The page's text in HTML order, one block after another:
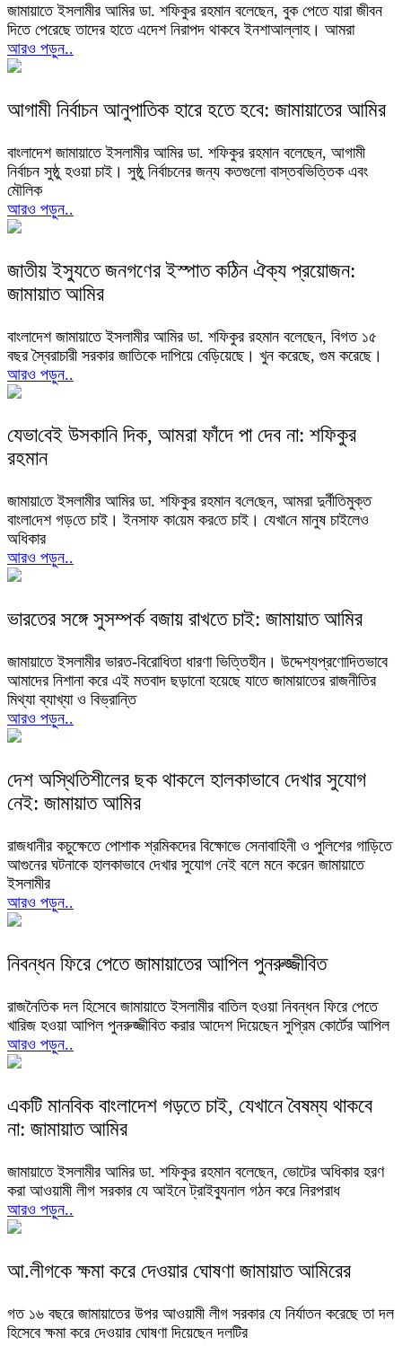
জামায়াতে ইসলামীর আমির ডা. শফিকুর রহমান বলেছেন, বুক পেতে যারা জীবন
দিতে পেরেছে তাদের হাতে এদেশ নিরাপদ থাকবে ইনশাআল্লাহ। আমরা
আরও পড়ুন..
আগামী নির্বাচন আনুপাতিক হারে হতে হবে: জামায়াতের আমির
বাংলাদেশ জামায়াতে ইসলামীর আমির ডা. শফিকুর রহমান বলেছেন, আগামী
নির্বাচন সুষ্ঠু হওয়া চাই। সুষ্ঠু নির্বাচনের জন্য কতগুলো বাস্তবভিত্তিক এবং
মৌলিক
আরও পড়ুন..
জাতীয় ইস্যুতে জনগণের ইস্পাত কঠিন ঐক্য প্রয়োজন:
জামায়াত আমির
বাংলাদেশ জামায়াতে ইসলামীর আমির ডা. শফিকুর রহমান বলেছেন, বিগত ১৫
বছর স্বৈরাচারী সরকার জাতিকে দাপিয়ে বেড়িয়েছে। খুন করেছে, গুম করেছে।
আরও পড়ুন..
যেভা‌বেই উসকা‌নি দিক, আমরা ফাঁদে পা দেব না: শ‌ফিকুর
রহমান
জামায়া‌তে ইসলামীর আমির ডা. শ‌ফিকুর রহমান ব‌লে‌ছেন, আমরা দুর্নী‌তিমুক্ত
বাংলা‌দেশ গড়‌তে চাই। ইনসাফ কা‌য়েম কর‌তে চাই। যেখা‌নে মানুষ চাইলেও
অধিকার
আরও পড়ুন..
ভারতের সঙ্গে সুসম্পর্ক বজায় রাখতে চাই: জামায়াত আমির
জামায়াতে ইসলামীর ভারত-বিরোধিতা ধারণা ভিত্তিহীন। উদ্দেশ্যপ্রণোদিতভাবে
আমাদের নিশানা করে এই মতবাদ ছড়ানো হয়েছে যাতে জামায়াতের রাজনীতির
মিথ্যা ব্যাখ্যা ও বিভ্রান্তি
আরও পড়ুন..
দেশ অস্থিতিশীলের ছক থাকলে হালকাভাবে দেখার সুযোগ
নেই: জামায়াত আমির
রাজধানীর কচুক্ষেতে পোশাক শ্রমিকদের বিক্ষোভে সেনাবাহিনী ও পুলিশের গাড়িতে
আগুনের ঘটনাকে হালকাভাবে দেখার সুযোগ নেই বলে মনে করেন জামায়াতে
ইসলামীর
আরও পড়ুন..
নিবন্ধন ফিরে পেতে জামায়াতের আপিল পুনরুজ্জীবিত
রাজনৈতিক দল হিসেবে জামায়াতে ইসলামীর বাতিল হওয়া নিবন্ধন ফিরে পেতে
খারিজ হওয়া আপিল পুনরুজ্জীবিত করার আদেশ দিয়েছেন সুপ্রিম কোর্টের আপিল
আরও পড়ুন..
একটি মানবিক বাংলাদেশ গড়তে চাই, যেখানে বৈষম্য থাকবে
না: জামায়াত আমির
জামায়াতে ইসলামীর আমির ডা. শফিকুর রহমান বলেছেন, ভোটের অধিকার হরণ
করা আওয়ামী লীগ সরকার যে আইনে ট্রাইব্যুনাল গঠন করে নিরপরাধ
আরও পড়ুন..
আ.লীগকে ক্ষমা করে দেওয়ার ঘোষণা জামায়াত আমিরের
গত ১৬ বছরে জামায়াতের উপর আওয়ামী লীগ সরকার যে নির্যাতন করেছে তা দল
হিসেবে ক্ষমা করে দেওয়ার ঘোষণা দিয়েছেন দলটির